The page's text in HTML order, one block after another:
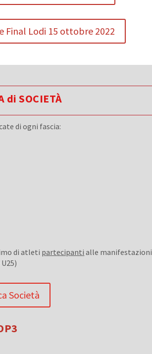
Final Lodi 15 ottobre 2022
di SOCIETÀ
di ogni fascia:
di atleti partecipanti alle manifestazioni
Società